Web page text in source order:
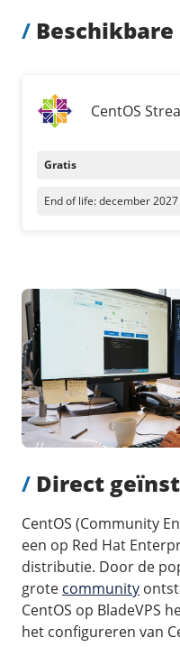
Zorgeloos mailen
Private networks
HA-IP Pro load balancer
Big Storage
VPS Snapshots
/Techniek
TransIP-netwerk
/ Beschikbare
CentOS
Gratis
End of life: december 2027
/ Direct
CentOS (Community
een op Red Hat
distributie. Door de
grote community
CentOS op BladeVPS
het configureren van